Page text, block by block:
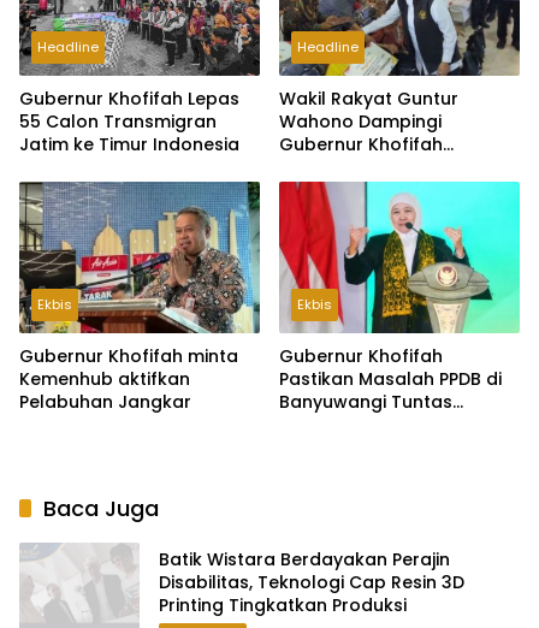
Gubernur Khofifah minta
Kemenhub aktifkan
Pelabuhan Jangkar
Gubernur Khofifah
Pastikan Masalah PPDB di
Banyuwangi Tuntas
Ditangani
Baca Juga
Batik Wistara Berdayakan Perajin
Disabilitas, Teknologi Cap Resin 3D
Printing Tingkatkan Produksi
Pendidikan 6 Agustus 2026
SMAN 11 Surabaya Teguhkan Komitmen
Wujudkan Lingkungan Sekolah Tanpa
Wawasan Kependudukan
Pendidikan 6 Agustus 2026